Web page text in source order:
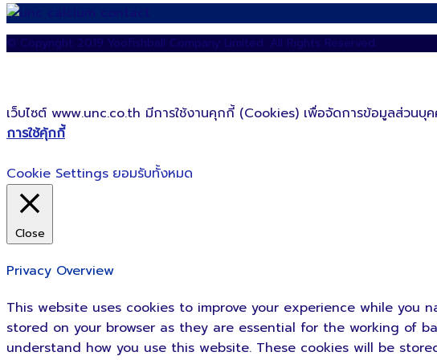
© Copyright 2019 Yoofishball Company Limited. All Rights Reserved.
เว็บไซต์ www.unc.co.th มีการใช้งานคุกกี้ (Cookies) เพื่อจัดการข้อมูลส่วนบุ
การใช้คุ้กกี้
Cookie Settings ยอมรับทั้งหมด
Close
Privacy Overview
This website uses cookies to improve your experience while
stored on your browser as they are essential for the working of
understand how you use this website. These cookies will be